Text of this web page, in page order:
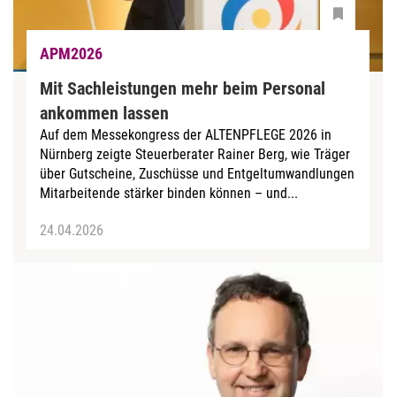
APM2026
Mit Sachleistungen mehr beim Personal
ankommen lassen
Auf dem Messekongress der ALTENPFLEGE 2026 in
Nürnberg zeigte Steuerberater Rainer Berg, wie Träger
über Gutscheine, Zuschüsse und Entgeltumwandlungen
Mitarbeitende stärker binden können – und...
24.04.2026